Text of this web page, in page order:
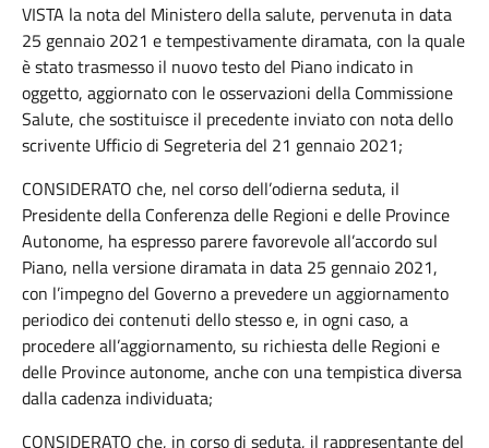
VISTA la nota del Ministero della salute, pervenuta in data
25 gennaio 2021 e tempestivamente diramata, con la quale
è stato trasmesso il nuovo testo del Piano indicato in
oggetto, aggiornato con le osservazioni della Commissione
Salute, che sostituisce il precedente inviato con nota dello
scrivente Ufficio di Segreteria del 21 gennaio 2021;
CONSIDERATO che, nel corso dell’odierna seduta, il
Presidente della Conferenza delle Regioni e delle Province
Autonome, ha espresso parere favorevole all’accordo sul
Piano, nella versione diramata in data 25 gennaio 2021,
con l’impegno del Governo a prevedere un aggiornamento
periodico dei contenuti dello stesso e, in ogni caso, a
procedere all’aggiornamento, su richiesta delle Regioni e
delle Province autonome, anche con una tempistica diversa
dalla cadenza individuata;
CONSIDERATO che, in corso di seduta, il rappresentante del